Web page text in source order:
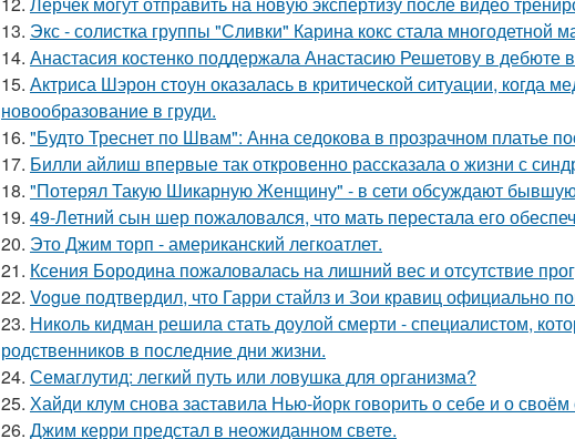
13. Экс - солистка группы "Сливки" Карина кокс стала многодетной
14. Анастасия костенко поддержала Анастасию Решетову в дебюте
15. Актриса Шэрон стоун оказалась в критической ситуации, когда
новообразование в груди.
16. "Будто Треснет по Швам": Анна седокова в прозрачном платье
17. Билли айлиш впервые так откровенно рассказала о жизни с
18. "Потерял Такую Шикарную Женщину" - в сети обсуждают бывшую
19. 49-Летний сын шер пожаловался, что мать перестала его
20. Это Джим торп - американский легкоатлет.
21. Ксения Бородина пожаловалась на лишний вес и отсутствие
22. Vogue подтвердил, что Гарри стайлз и Зои кравиц официально
23. Николь кидман решила стать доулой смерти - специалистом,
родственников в последние дни жизни.
24. Семаглутид: легкий путь или ловушка для организма?
25. Хайди клум снова заставила Нью-йорк говорить о себе и о своём
26. Джим керри предстал в неожиданном свете.